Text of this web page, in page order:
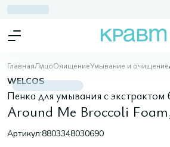
ГлавнаяЛицоОчищениеУмывание и очищение
WELCOS
Пенка для умывания с экстрактом
Around Me Broccoli
Артикул:8803348030690